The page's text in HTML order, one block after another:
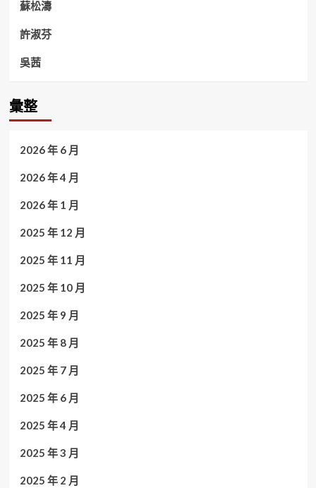
蘇松濤
許淑芬
吳茜
彙整
2026 年 6 月
2026 年 4 月
2026 年 1 月
2025 年 12 月
2025 年 11 月
2025 年 10 月
2025 年 9 月
2025 年 8 月
2025 年 7 月
2025 年 6 月
2025 年 4 月
2025 年 3 月
2025 年 2 月